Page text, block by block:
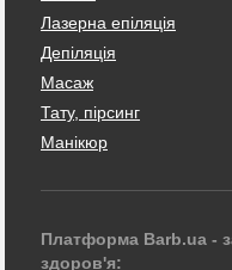
Лазерна епіляція
Депіляція
Масаж
Тату, пірсинг
Манікюр
Платформа Barb.ua -
здоров'я: